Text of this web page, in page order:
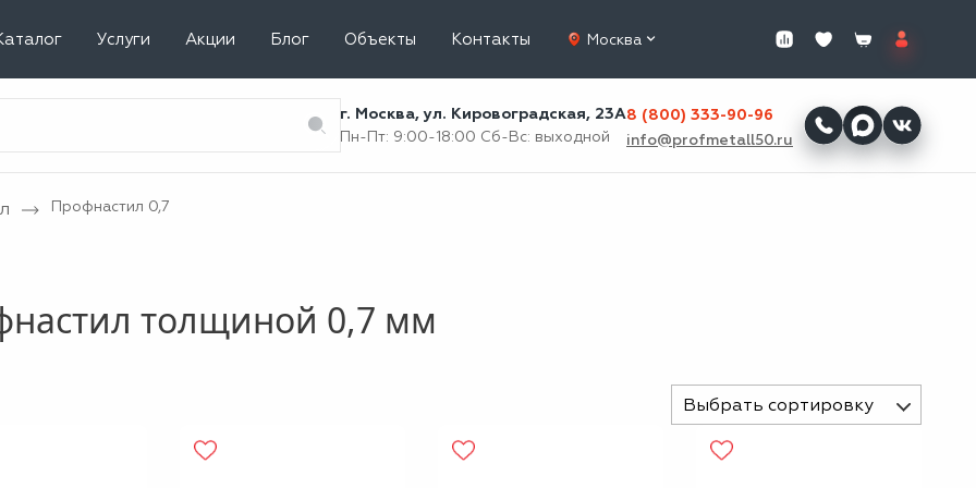
Услуги Акции Блог Объекты Контакты Москва
г. Москва, ул. Кировоградская, 23А
Пн-Пт: 9:00-18:00 Сб-Вс: выходной
8 (800) 333-90-96
info@profmetall50.ru
Профнастил 0,7
толщиной 0,7 мм
Выбрать сортировку